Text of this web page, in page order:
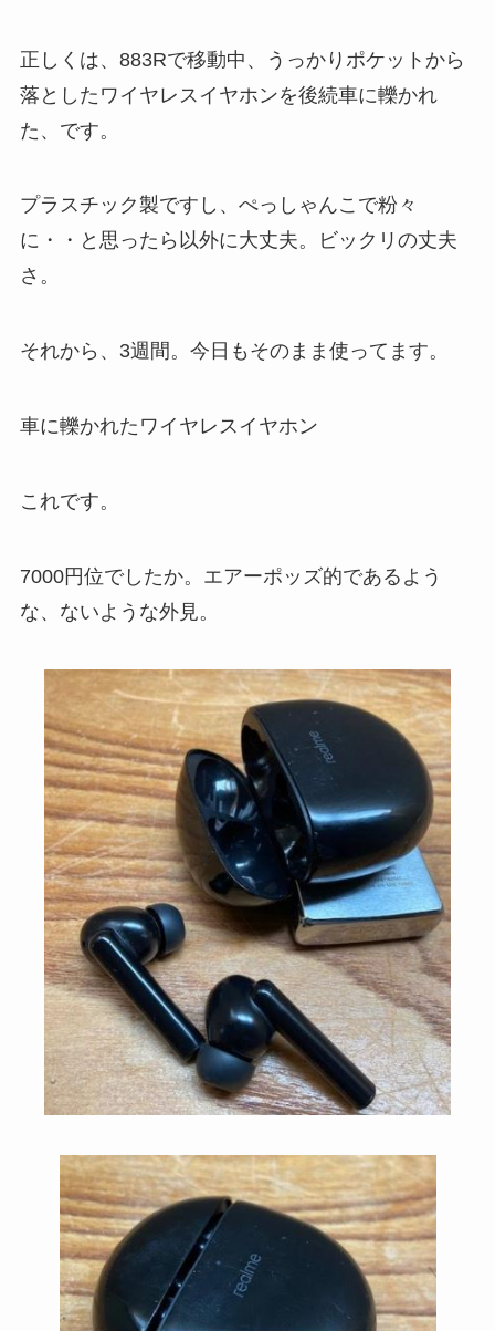
正しくは、883Rで移動中、うっかりポケットから
落としたワイヤレスイヤホンを後続車に轢かれ
た、です。
プラスチック製ですし、ぺっしゃんこで粉々
に・・と思ったら以外に大丈夫。ビックリの丈夫
さ。
それから、3週間。今日もそのまま使ってます。
車に轢かれたワイヤレスイヤホン
これです。
7000円位でしたか。エアーポッズ的であるよう
な、ないような外見。